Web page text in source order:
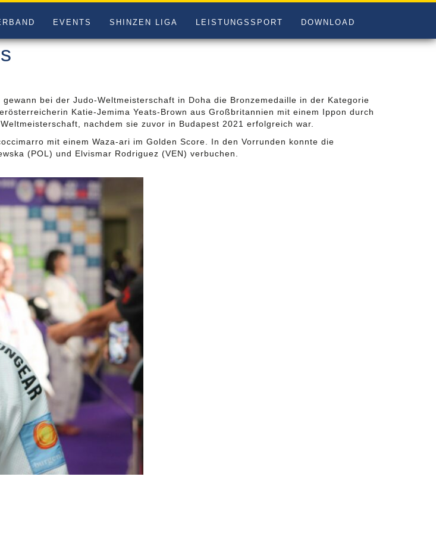
EVENTS SHINZEN LIGA LEISTUNGSSPORT DOWNLOAD
bei der Judo-Weltmeisterschaft in Doha die Bronzemedaille in der Kategorie
Katie-Jemima Yeats-Brown aus Großbritannien mit einem Ippon durch
nachdem sie zuvor in Budapest 2021 erfolgreich war.
mit einem Waza-ari im Golden Score. In den Vorrunden konnte die
(POL) und Elvismar Rodriguez (VEN) verbuchen.